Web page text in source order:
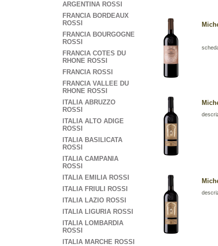
ARGENTINA ROSSI
FRANCIA BORDEAUX
ROSSI
FRANCIA BOURGOGNE
ROSSI
FRANCIA COTES DU
RHONE ROSSI
FRANCIA ROSSI
FRANCIA VALLEE DU
RHONE ROSSI
ITALIA ABRUZZO
ROSSI
ITALIA ALTO ADIGE
ROSSI
ITALIA BASILICATA
ROSSI
ITALIA CAMPANIA
ROSSI
ITALIA EMILIA ROSSI
ITALIA FRIULI ROSSI
ITALIA LAZIO ROSSI
ITALIA LIGURIA ROSSI
ITALIA LOMBARDIA
ROSSI
ITALIA MARCHE ROSSI